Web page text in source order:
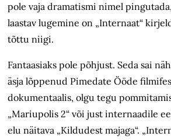
pole vaja dramatismi nimel
laastav lugemine on „Internaat“
tõttu niigi.
Fantaasiaks pole põhjust. Seda sai
äsja lõppenud Pimedate Ööde
dokumentaalis, olgu tegu
„Mariupolis 2“ või just internaadile
elu näitava „Kildudest majaga“.